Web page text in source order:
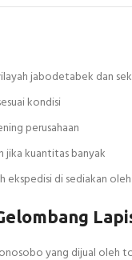
jabodetabek dan
kondisi
perusahaan
jika kuantitas banyak
ekspedisi di sediakan
yang dijual oleh